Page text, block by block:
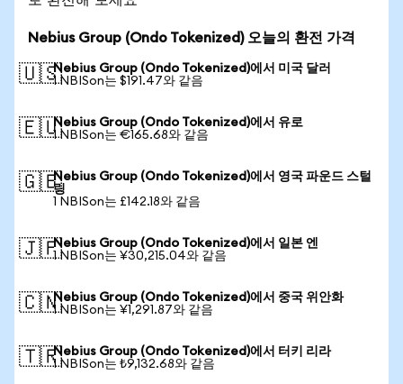
Nebius Group (Ondo Tokenized) 오늘의 환전 가격
🇺🇸Nebius Group (Ondo Tokenized)에서 미국 달러
1 NBISon는 $191.47와 같음
🇪🇺Nebius Group (Ondo Tokenized)에서 유로
1 NBISon는 €165.68와 같음
🇬🇧Nebius Group (Ondo Tokenized)에서 영국 파운드 스털
링
1 NBISon는 £142.18와 같음
🇯🇵Nebius Group (Ondo Tokenized)에서 일본 엔
1 NBISon는 ¥30,215.04와 같음
🇨🇳Nebius Group (Ondo Tokenized)에서 중국 위안화
1 NBISon는 ¥1,291.87와 같음
🇹🇷Nebius Group (Ondo Tokenized)에서 터키 리라
1 NBISon는 ₺9,132.68와 같음